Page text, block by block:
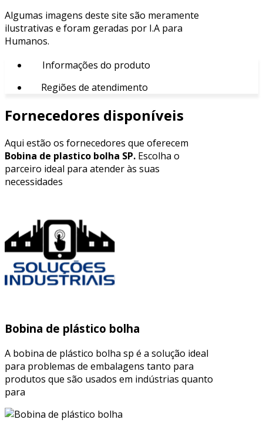
Algumas imagens deste site são meramente
ilustrativas e foram geradas por I.A para
Humanos.
Informações do produto
Regiões de atendimento
Fornecedores disponíveis
Aqui estão os fornecedores que oferecem
Bobina de plastico bolha SP. Escolha o
parceiro ideal para atender às suas
necessidades
Bobina de plástico bolha
A bobina de plástico bolha sp é a solução ideal
para problemas de embalagens tanto para
produtos que são usados em indústrias quanto
para